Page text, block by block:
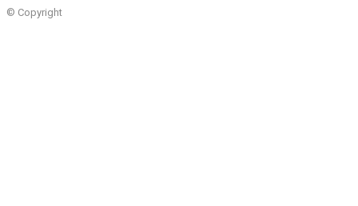
© Copyright